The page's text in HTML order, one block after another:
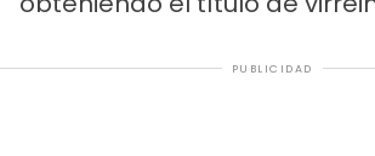
PUBLICIDAD